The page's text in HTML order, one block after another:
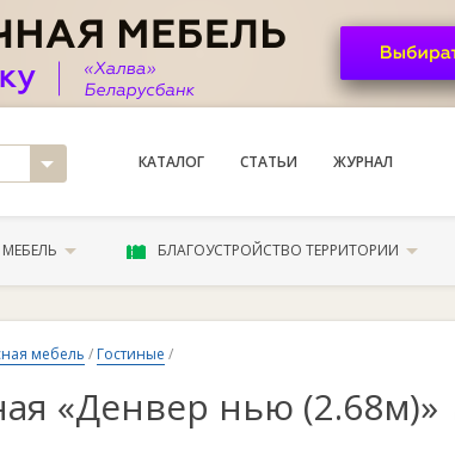
КАТАЛОГ СТАТЬИ ЖУРНАЛ
МЕБЕЛЬ БЛАГОУСТРОЙСТВО ТЕРРИТОРИИ
мебель / Гостиные /
«Денвер нью (2.68м)»